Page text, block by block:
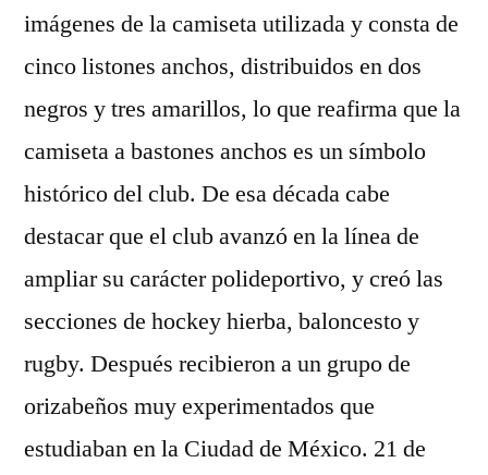
imágenes de la camiseta utilizada y consta de
cinco listones anchos, distribuidos en dos
negros y tres amarillos, lo que reafirma que la
camiseta a bastones anchos es un símbolo
histórico del club. De esa década cabe
destacar que el club avanzó en la línea de
ampliar su carácter polideportivo, y creó las
secciones de hockey hierba, baloncesto y
rugby. Después recibieron a un grupo de
orizabeños muy experimentados que
estudiaban en la Ciudad de México. 21 de